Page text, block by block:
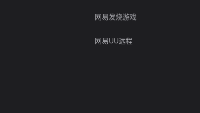
网易发烧游戏
网易UU远程